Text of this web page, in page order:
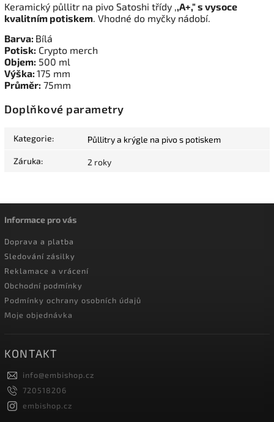
Keramický půllitr na pivo Satoshi třídy ,,A+," s vysoce
kvalitním potiskem. Vhodné do myčky nádobí.
Barva: Bílá
Potisk: Crypto merch
Objem: 500 ml
Výška: 175 mm
Průměr: 75mm
Doplňkové parametry
Kategorie: Půllitry a krýgle na pivo s potiskem
Záruka: 2 roky
Informace pro vás
Doprava a platba
Sledování zásilky
Reklamace a vrácení
Obchodní podmínky
Podmínky ochrany osobních údajů
Moje objednávka
KONTAKT
info@embishop.cz
720518206
embishop.cz